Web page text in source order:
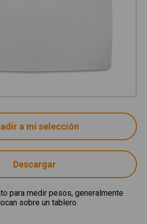
Descargar
para medir pesos, generalmente
sobre un tablero.